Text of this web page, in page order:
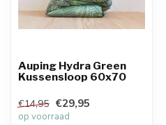
Auping Hydra Green
Kussensloop 60x70
€14,95 €29,95
op voorraad